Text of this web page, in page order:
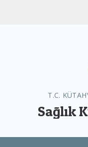
T.C.
Sağlık